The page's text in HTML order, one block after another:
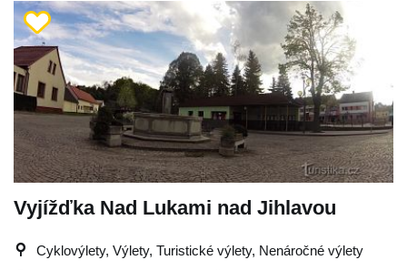
Vyjížďka Nad Lukami nad Jihlavou
Cyklovýlety, Výlety, Turistické výlety, Nenáročné výlety